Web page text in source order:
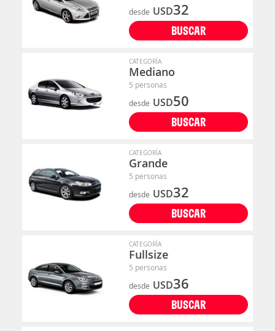
desde USD32
BUSCAR
CATEGORÍA
Mediano
5 personas
desde USD50
BUSCAR
CATEGORÍA
Grande
5 personas
desde USD32
BUSCAR
CATEGORÍA
Fullsize
5 personas
desde USD36
BUSCAR